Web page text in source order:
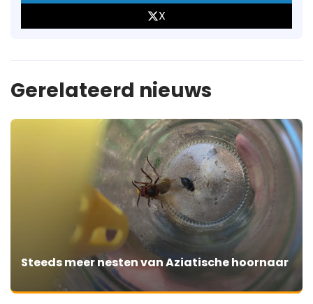
X
Gerelateerd nieuws
Steeds meer nesten van Aziatische hoornaar